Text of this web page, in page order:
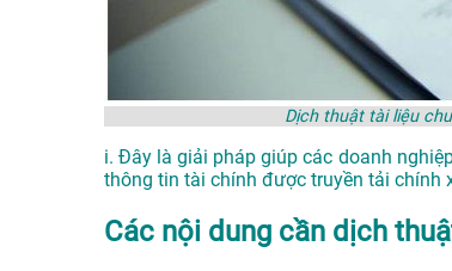
Dịch thuật tài liệu
i. Đây là giải pháp giúp các doanh
thông tin tài chính được truyền tải chính
Các nội dung cần dịch